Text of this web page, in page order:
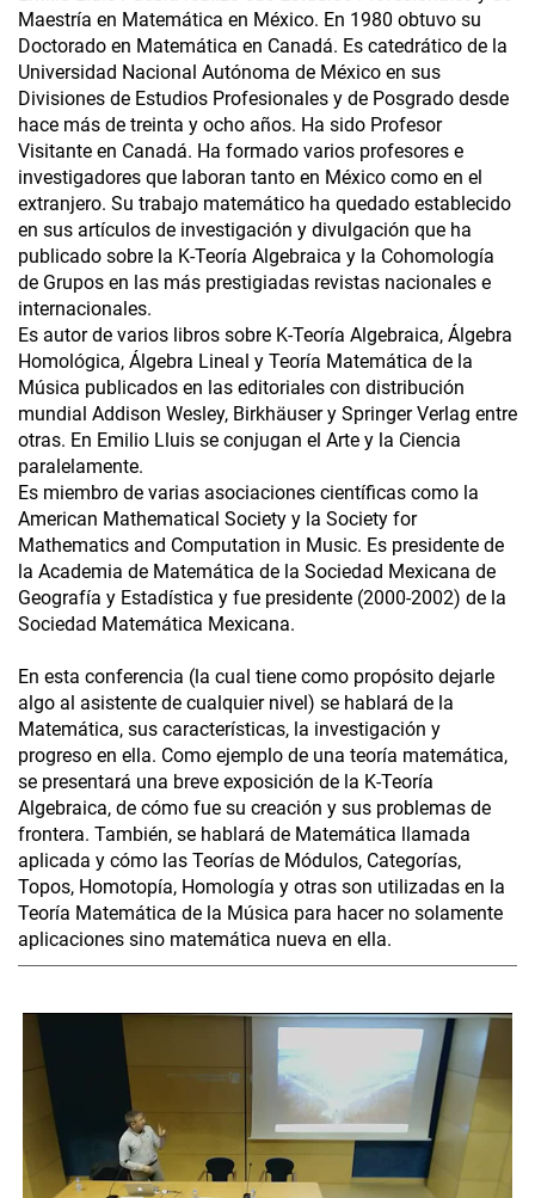
Maestría en Matemática en México. En 1980 obtuvo su
Doctorado en Matemática en Canadá. Es catedrático de la
Universidad Nacional Autónoma de México en sus
Divisiones de Estudios Profesionales y de Posgrado desde
hace más de treinta y ocho años. Ha sido Profesor
Visitante en Canadá. Ha formado varios profesores e
investigadores que laboran tanto en México como en el
extranjero. Su trabajo matemático ha quedado establecido
en sus artículos de investigación y divulgación que ha
publicado sobre la K-Teoría Algebraica y la Cohomología
de Grupos en las más prestigiadas revistas nacionales e
internacionales.
Es autor de varios libros sobre K-Teoría Algebraica, Álgebra
Homológica, Álgebra Lineal y Teoría Matemática de la
Música publicados en las editoriales con distribución
mundial Addison Wesley, Birkhäuser y Springer Verlag entre
otras. En Emilio Lluis se conjugan el Arte y la Ciencia
paralelamente.
Es miembro de varias asociaciones científicas como la
American Mathematical Society y la Society for
Mathematics and Computation in Music. Es presidente de
la Academia de Matemática de la Sociedad Mexicana de
Geografía y Estadística y fue presidente (2000-2002) de la
Sociedad Matemática Mexicana.
En esta conferencia (la cual tiene como propósito dejarle
algo al asistente de cualquier nivel) se hablará de la
Matemática, sus características, la investigación y
progreso en ella. Como ejemplo de una teoría matemática,
se presentará una breve exposición de la K-Teoría
Algebraica, de cómo fue su creación y sus problemas de
frontera. También, se hablará de Matemática llamada
aplicada y cómo las Teorías de Módulos, Categorías,
Topos, Homotopía, Homología y otras son utilizadas en la
Teoría Matemática de la Música para hacer no solamente
aplicaciones sino matemática nueva en ella.